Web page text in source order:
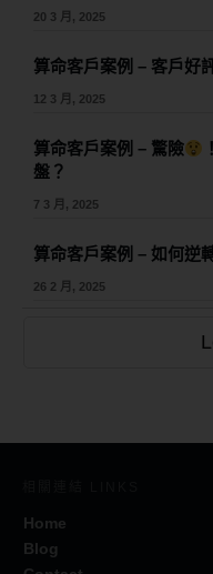
20 3 月, 2025
算命客戶案例 – 客戶好
12 3 月, 2025
算命客戶案例 – 驚險
盤？
7 3 月, 2025
算命客戶案例 – 如何逆
26 2 月, 2025
Home
Blog